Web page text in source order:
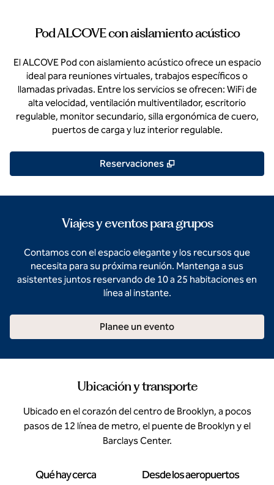
Pod ALCOVE con aislamiento acústico
El ALCOVE Pod con aislamiento acústico ofrece un espacio
ideal para reuniones virtuales, trabajos específicos o
llamadas privadas. Entre los servicios se ofrecen: WiFi de
alta velocidad, ventilación multiventilador, escritorio
regulable, monitor secundario, silla ergonómica de cuero,
puertos de carga y luz interior regulable.
Reservaciones ,
Viajes y eventos para grupos
Contamos con el espacio elegante y los recursos que
necesita para su próxima reunión. Mantenga a sus
asistentes juntos reservando de 10 a 25 habitaciones en
línea al instante.
Planee un evento
Ubicación y transporte
Ubicado en el corazón del centro de Brooklyn, a pocos
pasos de 12 línea de metro, el puente de Brooklyn y el
Barclays Center.
Qué hay cerca Desde los aeropuertos